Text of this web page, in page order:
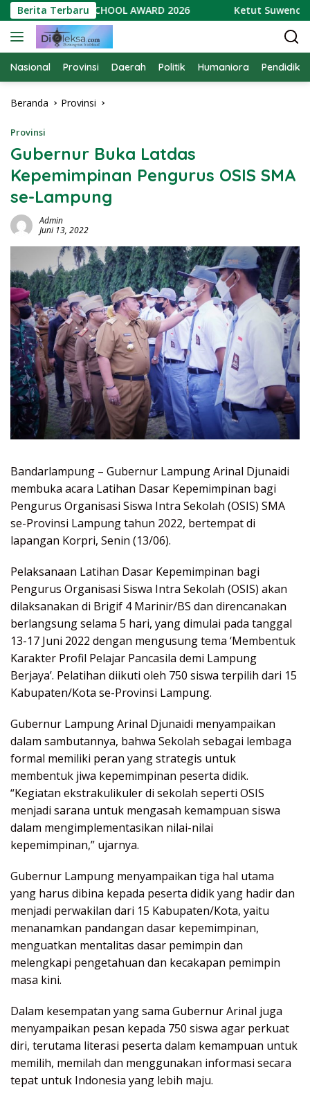
Langsung
ke
konten
Berita Terbaru
GREEN SCHOOL AWARD 2026 Ketut Suwendra
Nasional Provinsi Daerah Politik Humaniora
Beranda Provinsi
Provinsi
Gubernur Buka Latdas
Kepemimpinan Pengurus OSIS SMA
se-Lampung
Admin
Juni 13, 2022
Bandarlampung – Gubernur Lampung Arinal Djunaidi
membuka acara Latihan Dasar Kepemimpinan bagi
Pengurus Organisasi Siswa Intra Sekolah (OSIS) SMA
se-Provinsi Lampung tahun 2022, bertempat di
lapangan Korpri, Senin (13/06).
Pelaksanaan Latihan Dasar Kepemimpinan bagi
Pengurus Organisasi Siswa Intra Sekolah (OSIS) akan
dilaksanakan di Brigif 4 Marinir/BS dan direncanakan
berlangsung selama 5 hari, yang dimulai pada tanggal
13-17 Juni 2022 dengan mengusung tema ‘Membentuk
Karakter Profil Pelajar Pancasila demi Lampung
Berjaya’. Pelatihan diikuti oleh 750 siswa terpilih dari 15
Kabupaten/Kota se-Provinsi Lampung.
Gubernur Lampung Arinal Djunaidi menyampaikan
dalam sambutannya, bahwa Sekolah sebagai lembaga
formal memiliki peran yang strategis untuk
membentuk jiwa kepemimpinan peserta didik.
“Kegiatan ekstrakulikuler di sekolah seperti OSIS
menjadi sarana untuk mengasah kemampuan siswa
dalam mengimplementasikan nilai-nilai
kepemimpinan,” ujarnya.
Gubernur Lampung menyampaikan tiga hal utama
yang harus dibina kepada peserta didik yang hadir dan
menjadi perwakilan dari 15 Kabupaten/Kota, yaitu
menanamkan pandangan dasar kepemimpinan,
menguatkan mentalitas dasar pemimpin dan
melengkapi pengetahuan dan kecakapan pemimpin
masa kini.
Dalam kesempatan yang sama Gubernur Arinal juga
menyampaikan pesan kepada 750 siswa agar perkuat
diri, terutama literasi peserta dalam kemampuan untuk
memilih, memilah dan menggunakan informasi secara
tepat untuk Indonesia yang lebih maju.